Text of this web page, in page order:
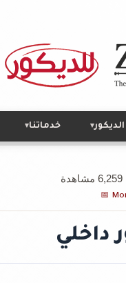
▾ خدماتنا▾
داخلي